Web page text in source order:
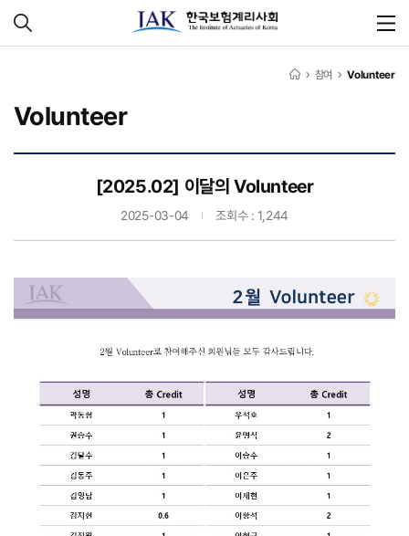
참여 Volunteer
Volunteer
[2025.02] 이달의 Volunteer
2025-03-04 조회수 : 1,244